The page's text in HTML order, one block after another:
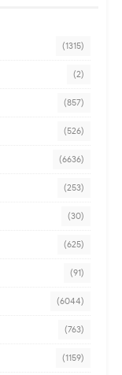
(1315)
(2)
(857)
(526)
(6636)
(253)
(30)
(625)
(91)
(6044)
(763)
(1159)